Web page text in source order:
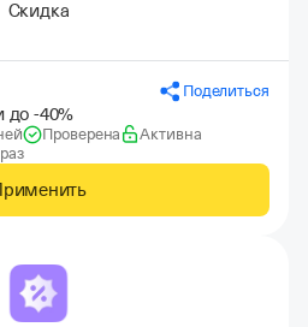
Скидка
Поделиться
до -40%
Проверена
Активна